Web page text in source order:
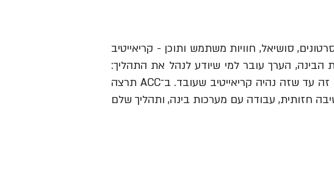
סושיאל, חוויות משתמש ותוכן - קריאייטיב
הבינה, הערך עובר למי שיודע לנהל את התהליך:
לזהות תובנה, לבנות בריף וכיוון, להבין מותגים ואנשים, לבחור מה לעשות ולהוביל את זה עד שזה נהיה קריאייטיב שעובד. ב־ACC תרצה
חזותית, עבודה עם מערכות בינה, ותהליך שלם